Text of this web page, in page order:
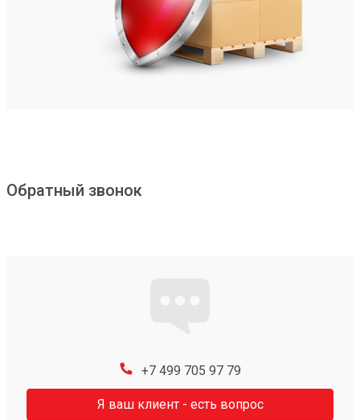
Обратный звонок
+7 499 705 97 79
Я ваш клиент - есть вопрос